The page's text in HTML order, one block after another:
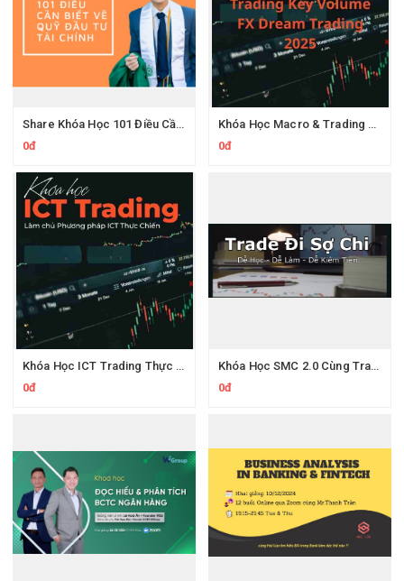
Share Khóa Học 101 Điều Cần Biết Về Quỹ Đầu Tư Tài Chính 2025 CủaThành Công TC
0đ
Khóa Học Macro & Trading Key Volume FX Dream Trading 2025
0đ
Khóa Học ICT Trading Thực Chiến
0đ
Khóa Học SMC 2.0 Cùng Trade Đi Sợ Chi
0đ